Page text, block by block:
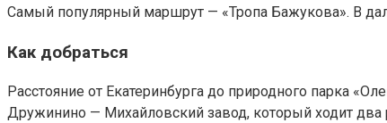
Самый популярный маршрут — «Тропа Бажукова». В
Как добраться
Расстояние от Екатеринбурга до природного парка
Дружинино — Михайловский завод, который ходит два